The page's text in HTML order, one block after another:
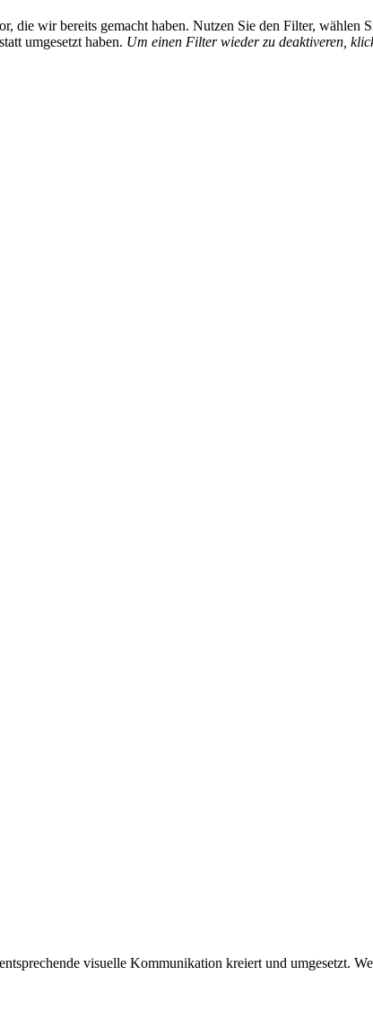
die wir bereits gemacht haben. Nutzen Sie den Filter, wählen
umgesetzt haben. Um einen Filter wieder zu deaktiveren,
visuelle Kommunikation kreiert und umgesetzt.